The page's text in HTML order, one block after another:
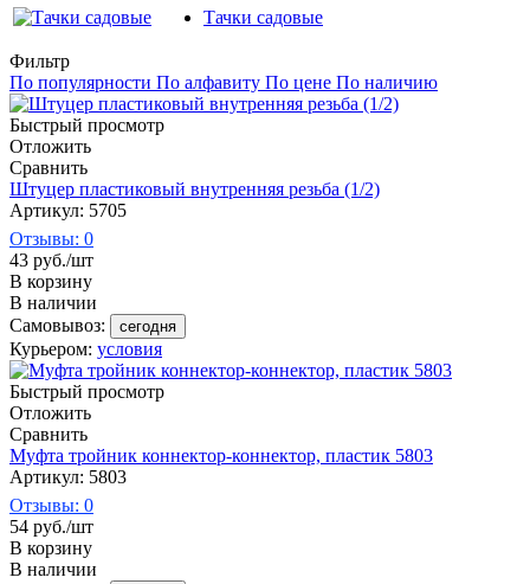
Тачки садовые
Фильтр
По популярности По алфавиту По цене По наличию
Быстрый просмотр
Отложить
Сравнить
Штуцер пластиковый внутренняя резьба (1/2)
Артикул: 5705
Отзывы: 0
43 руб./шт
В корзину
В наличии
Самовывоз:
сегодня
Курьером: условия
Быстрый просмотр
Отложить
Сравнить
Муфта тройник коннектор-коннектор, пластик 5803
Артикул: 5803
Отзывы: 0
54 руб./шт
В корзину
В наличии